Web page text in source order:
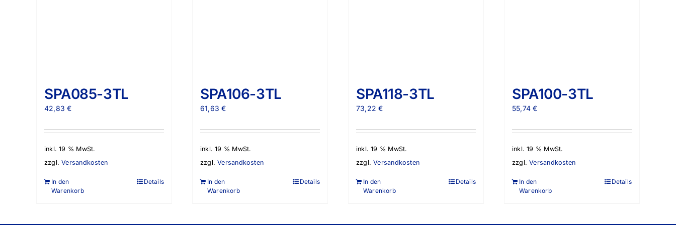
SPA085-3TL
42,83€
inkl. 19 % MwSt.
zzgl.Versandkosten
In den
Warenkorb
Details
SPA106-3TL
61,63€
inkl. 19 % MwSt.
zzgl.Versandkosten
In den
Warenkorb
Details
SPA118-3TL
73,22€
inkl. 19 % MwSt.
zzgl.Versandkosten
In den
Warenkorb
Details
SPA100-3TL
55,74€
inkl. 19 % MwSt.
zzgl.Versandkosten
In den
Warenkorb
Details